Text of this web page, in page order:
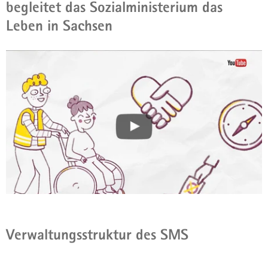
begleitet das Sozialministerium das
Leben in Sachsen
Verwaltungsstruktur des SMS